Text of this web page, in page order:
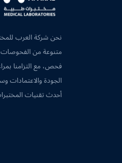
نحن شركة العرب
فحص، مع التزامنا
الجودة والاعتمادات
أحدث تقنيات